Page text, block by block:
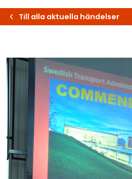
Till alla aktuella händelser